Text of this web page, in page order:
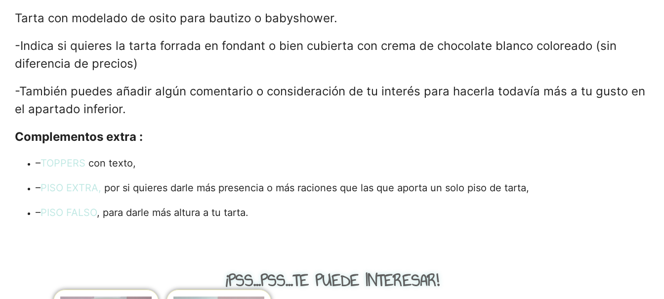
Tarta con modelado de osito para bautizo o babyshower.
-Indica si quieres la tarta forrada en fondant o bien cubierta con crema de chocolate blanco coloreado (sin
diferencia de precios)
-También puedes añadir algún comentario o consideración de tu interés para hacerla todavía más a tu gusto en
el apartado inferior.
Complementos extra :
–TOPPERS con texto,
–PISO EXTRA, por si quieres darle más presencia o más raciones que las que aporta un solo piso de tarta,
–PISO FALSO, para darle más altura a tu tarta.
¡PSS...PSS...TE PUEDE INTERESAR!